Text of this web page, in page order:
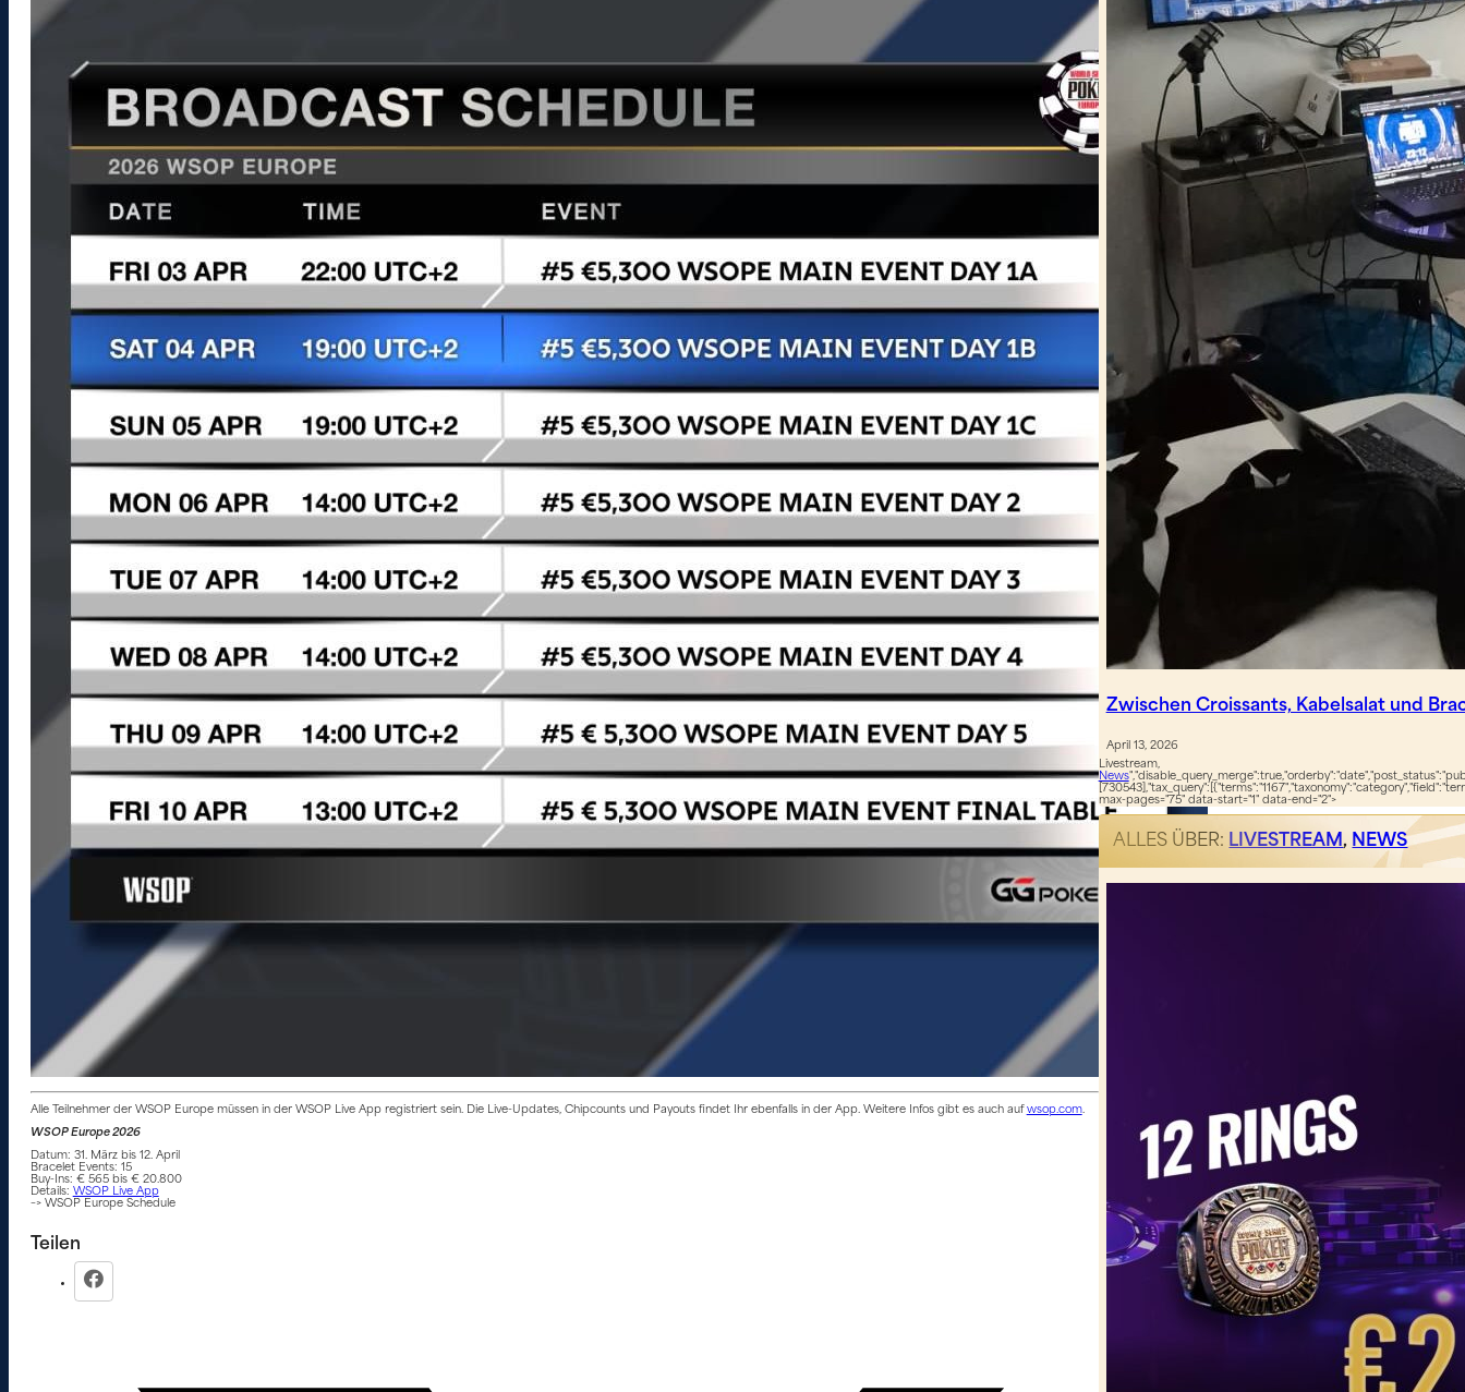
Alle Teilnehmer der WSOP Europe müssen in der WSOP Live App registriert sein. Die Live-Updates, Chipcounts und Payouts findet Ihr ebenfalls in der App. Weitere Infos gibt es auch aufwsop.com.
WSOP Europe 2026
Datum: 31. März bis 12. April
Bracelet Events: 15
Buy-Ins: € 565 bis € 20.800
Details: WSOP Live App
–> WSOP Europe Schedule
Teilen
Zwischen Croissants, Kabelsalat und
April 13, 2026
Livestream,
News
max-pages="75" data-start="1" data-end="2">
ALLES ÜBER: LIVESTREAM, NEWS